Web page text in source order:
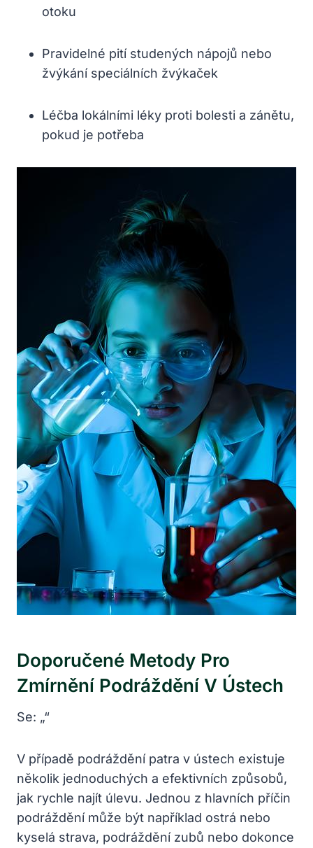
otoku
Pravidelné pití studených nápojů nebo
žvýkání speciálních žvýkaček
Léčba lokálními léky proti bolesti a zánětu,
pokud je potřeba
Doporučené Metody Pro
Zmírnění Podráždění V Ústech
Se: „“
V případě podráždění patra v ústech existuje
několik jednoduchých a efektivních způsobů,
jak rychle najít úlevu. Jednou z hlavních příčin
podráždění může být například ostrá nebo
kyselá strava, podráždění zubů nebo dokonce